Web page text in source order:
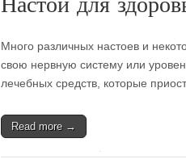
Много различных настоев и
свою нервную систему или
лечебных средств, которые
Read more →